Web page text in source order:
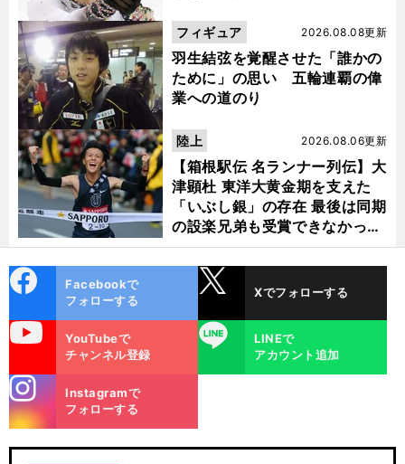
羽生結弦を覚醒させた「誰かの
ために」の思い 五輪連覇の偉
業への道のり
2026.08.08更新
フィギュア
【箱根駅伝 名ランナー列伝】大
津顕杜 東洋大黄金期を支えた
「いぶし銀」の存在 最後は同期
の設楽兄弟も受賞できなかった
金栗杯に輝く
2026.08.06更新
陸上
ok
Facebookで
フォローする
Xでフォローする
YouTubeで
チャンネル登録
LINE
LINEで
アカウント追加
m
Instagramで
フォローする